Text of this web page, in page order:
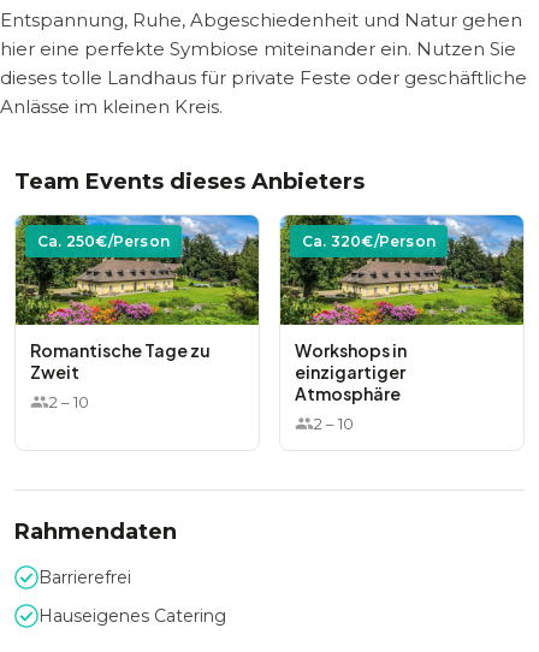
Entspannung, Ruhe, Abgeschiedenheit und Natur gehen
hier eine perfekte Symbiose miteinander ein. Nutzen Sie
dieses tolle Landhaus für private Feste oder geschäftliche
Anlässe im kleinen Kreis.
Team Events dieses Anbieters
Ca. 250€/Person
Romantische Tage zu
Zweit
2–10
Ca. 320€/Person
Workshops in
einzigartiger
Atmosphäre
2–10
Rahmendaten
Barrierefrei
Hauseigenes Catering